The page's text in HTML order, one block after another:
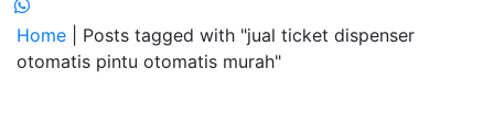
Home
| Posts tagged with "jual ticket dispenser
otomatis pintu otomatis murah"